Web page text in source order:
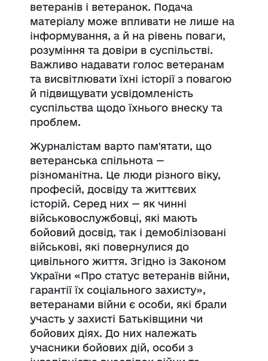
ветеранів і ветеранок. Подача
матеріалу може впливати не лише на
інформування, а й на рівень поваги,
розуміння та довіри в суспільстві.
Важливо надавати голос ветеранам
та висвітлювати їхні історії з повагою
й підвищувати усвідомленість
суспільства щодо їхнього внеску та
проблем.
Журналістам варто пам'ятати, що
ветеранська спільнота —
різноманітна. Це люди різного віку,
професій, досвіду та життєвих
історій. Серед них — як чинні
військовослужбовці, які мають
бойовий досвід, так і демобілізовані
військові, які повернулися до
цивільного життя. Згідно із Законом
України «Про статус ветеранів війни,
гарантії їх соціального захисту»,
ветеранами війни є особи, які брали
участь у захисті Батьківщини чи
бойових діях. До них належать
учасники бойових дій, особи з